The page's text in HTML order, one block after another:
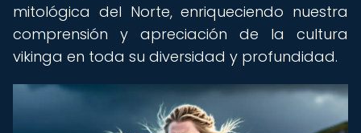
mitológica del Norte, enriqueciendo nuestra
comprensión y apreciación de la cultura
vikinga en toda su diversidad y profundidad.